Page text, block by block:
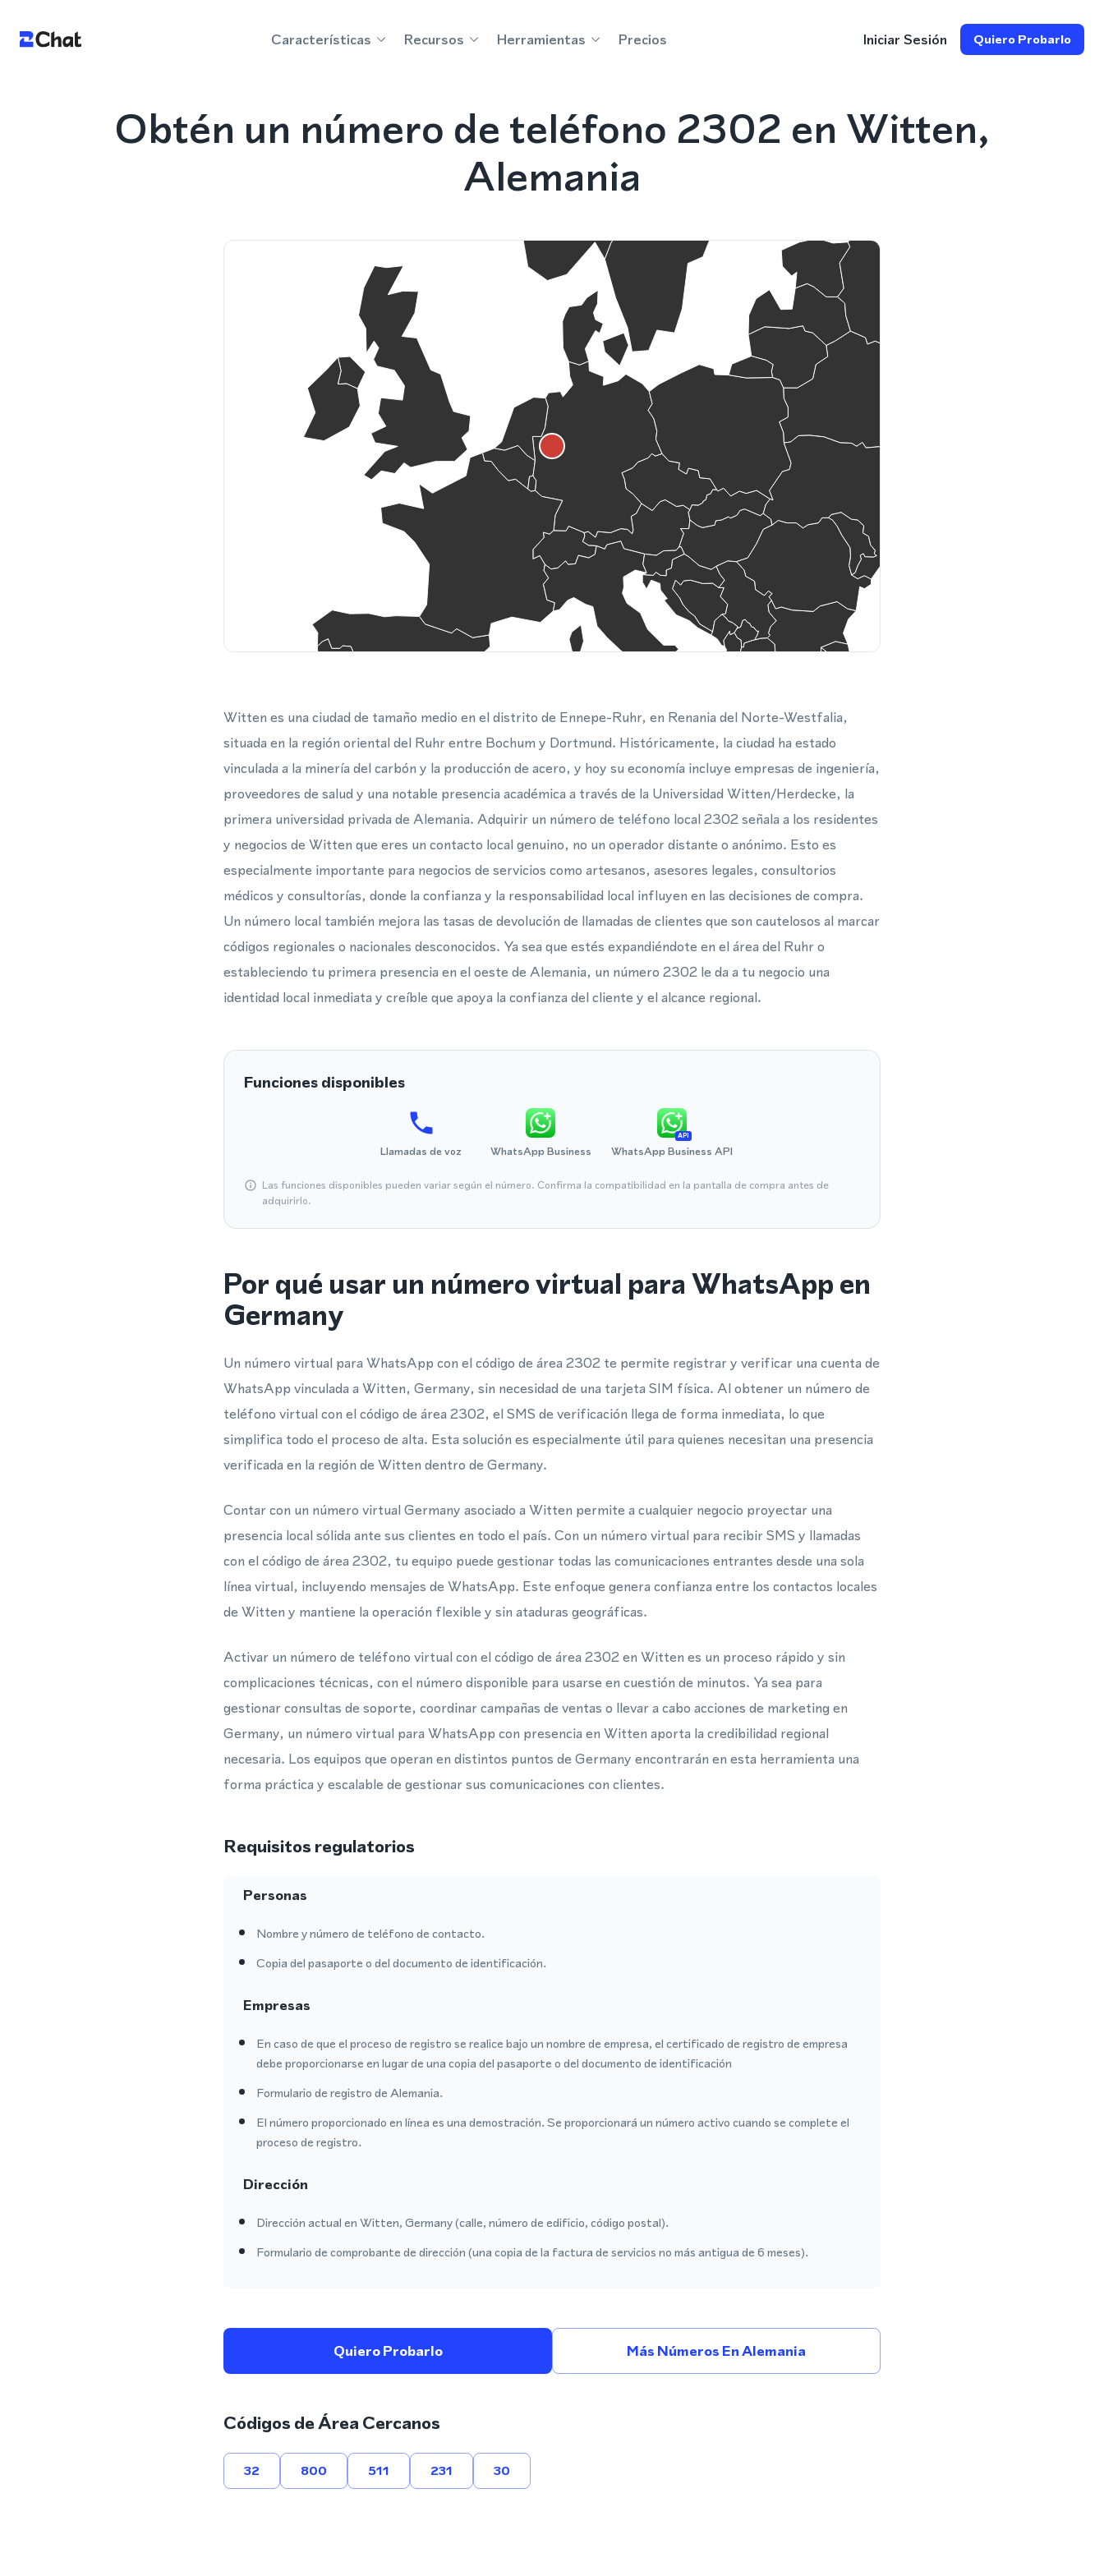
Características Recursos Herramientas Precios Iniciar Sesión Quiero Probarlo
Obtén un número de teléfono 2302 en Witten,
Alemania
Witten es una ciudad de tamaño medio en el distrito de Ennepe-Ruhr, en Renania del Norte-Westfalia,
situada en la región oriental del Ruhr entre Bochum y Dortmund. Históricamente, la ciudad ha estado
vinculada a la minería del carbón y la producción de acero, y hoy su economía incluye empresas de ingeniería,
proveedores de salud y una notable presencia académica a través de la Universidad Witten/Herdecke, la
primera universidad privada de Alemania. Adquirir un número de teléfono local 2302 señala a los residentes
y negocios de Witten que eres un contacto local genuino, no un operador distante o anónimo. Esto es
especialmente importante para negocios de servicios como artesanos, asesores legales, consultorios
médicos y consultorías, donde la confianza y la responsabilidad local influyen en las decisiones de compra.
Un número local también mejora las tasas de devolución de llamadas de clientes que son cautelosos al marcar
códigos regionales o nacionales desconocidos. Ya sea que estés expandiéndote en el área del Ruhr o
estableciendo tu primera presencia en el oeste de Alemania, un número 2302 le da a tu negocio una
identidad local inmediata y creíble que apoya la confianza del cliente y el alcance regional.
Funciones disponibles
Llamadas de voz WhatsApp Business
API
WhatsApp Business API
Las funciones disponibles pueden variar según el número. Confirma la compatibilidad en la pantalla de compra antes de
adquirirlo.
Por qué usar un número virtual para WhatsApp en
Germany
Un número virtual para WhatsApp con el código de área 2302 te permite registrar y verificar una cuenta de
WhatsApp vinculada a Witten, Germany, sin necesidad de una tarjeta SIM física. Al obtener un número de
teléfono virtual con el código de área 2302, el SMS de verificación llega de forma inmediata, lo que
simplifica todo el proceso de alta. Esta solución es especialmente útil para quienes necesitan una presencia
verificada en la región de Witten dentro de Germany.
Contar con un número virtual Germany asociado a Witten permite a cualquier negocio proyectar una
presencia local sólida ante sus clientes en todo el país. Con un número virtual para recibir SMS y llamadas
con el código de área 2302, tu equipo puede gestionar todas las comunicaciones entrantes desde una sola
línea virtual, incluyendo mensajes de WhatsApp. Este enfoque genera confianza entre los contactos locales
de Witten y mantiene la operación flexible y sin ataduras geográficas.
Activar un número de teléfono virtual con el código de área 2302 en Witten es un proceso rápido y sin
complicaciones técnicas, con el número disponible para usarse en cuestión de minutos. Ya sea para
gestionar consultas de soporte, coordinar campañas de ventas o llevar a cabo acciones de marketing en
Germany, un número virtual para WhatsApp con presencia en Witten aporta la credibilidad regional
necesaria. Los equipos que operan en distintos puntos de Germany encontrarán en esta herramienta una
forma práctica y escalable de gestionar sus comunicaciones con clientes.
Requisitos regulatorios
Personas
Nombre y número de teléfono de contacto.
Copia del pasaporte o del documento de identificación.
Empresas
En caso de que el proceso de registro se realice bajo un nombre de empresa, el certificado de registro de empresa
debe proporcionarse en lugar de una copia del pasaporte o del documento de identificación
Formulario de registro de Alemania.
El número proporcionado en línea es una demostración. Se proporcionará un número activo cuando se complete el
proceso de registro.
Dirección
Dirección actual en Witten, Germany (calle, número de edificio, código postal).
Formulario de comprobante de dirección (una copia de la factura de servicios no más antigua de 6 meses).
Quiero Probarlo Más Números En Alemania
Códigos de Área Cercanos
32 800 511 231 30